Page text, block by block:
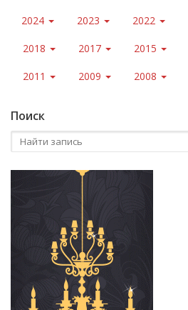
2024 2023 2022
2018 2017 2015
2011 2009 2008
Поиск